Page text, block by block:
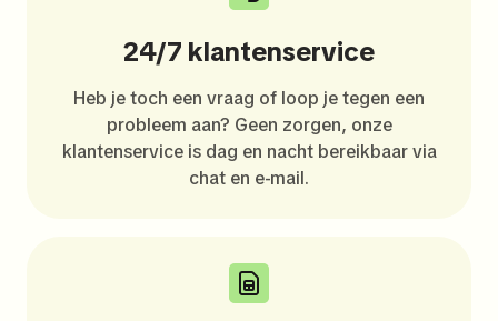
24/7 klantenservice
Heb je toch een vraag of loop je tegen een
probleem aan? Geen zorgen, onze
klantenservice is dag en nacht bereikbaar via
chat en e-mail.